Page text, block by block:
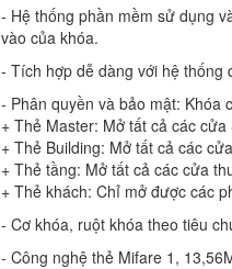
- Hệ thống phần mềm sử dụng
vào của khóa.
- Tích hợp dễ dàng với hệ thống
- Phân quyền và bảo mật: Khóa
+ Thẻ Master: Mở tất cả các
+ Thẻ Building: Mở tất cả các
+ Thẻ tầng: Mở tất cả các cửa
+ Thẻ khách: Chỉ mở được các
- Cơ khóa, ruột khóa theo tiêu
- Công nghệ thẻ Mifare 1,